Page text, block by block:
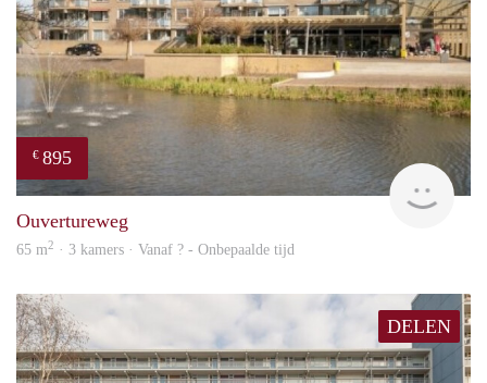
€ 895
Ouvertureweg
65 m2 · 3 kamers · Vanaf ? - Onbepaalde tijd
DELEN